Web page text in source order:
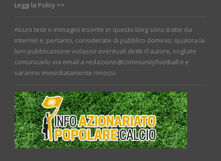
Leggi la Policy >>
Alcuni testi o immagini inserite in questo blog sono tratte da
internet e, pertanto, considerate di pubblico dominio; qualora la
loro pubblicazione violasse eventuali diritti d'autore, vogliate
comunicarlo via email a redazione@communityfootball.it e
saranno immediatamente rimossi.